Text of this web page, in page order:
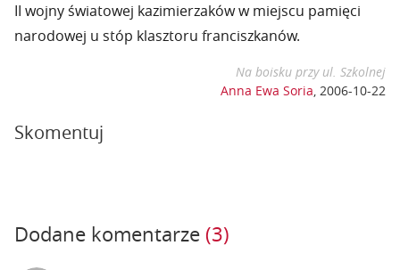
II wojny światowej kazimierzaków w miejscu pamięci
narodowej u stóp klasztoru franciszkanów.
Na boisku przy ul. Szkolnej
Anna Ewa Soria, 2006-10-22
Skomentuj
Dodane komentarze (3)